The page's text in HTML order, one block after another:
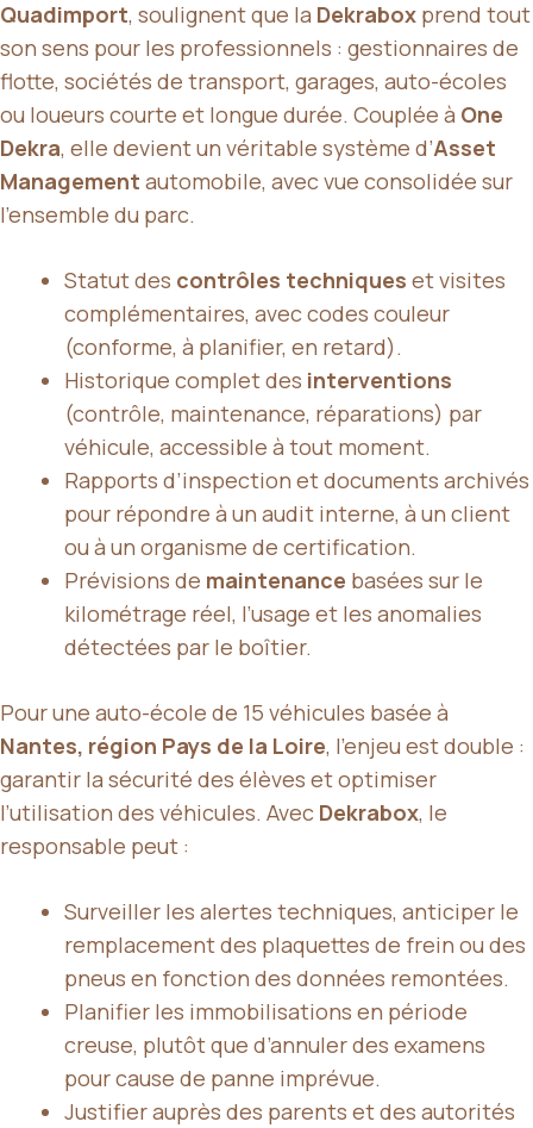
Quadimport, soulignent que la Dekrabox prend tout
son sens pour les professionnels : gestionnaires de
flotte, sociétés de transport, garages, auto-écoles
ou loueurs courte et longue durée. Couplée à One
Dekra, elle devient un véritable système d’Asset
Management automobile, avec vue consolidée sur
l’ensemble du parc.
Statut des contrôles techniques et visites
complémentaires, avec codes couleur
(conforme, à planifier, en retard).
Historique complet des interventions
(contrôle, maintenance, réparations) par
véhicule, accessible à tout moment.
Rapports d’inspection et documents archivés
pour répondre à un audit interne, à un client
ou à un organisme de certification.
Prévisions de maintenance basées sur le
kilométrage réel, l’usage et les anomalies
détectées par le boîtier.
Pour une auto-école de 15 véhicules basée à
Nantes, région Pays de la Loire, l’enjeu est double :
garantir la sécurité des élèves et optimiser
l’utilisation des véhicules. Avec Dekrabox, le
responsable peut :
Surveiller les alertes techniques, anticiper le
remplacement des plaquettes de frein ou des
pneus en fonction des données remontées.
Planifier les immobilisations en période
creuse, plutôt que d’annuler des examens
pour cause de panne imprévue.
Justifier auprès des parents et des autorités